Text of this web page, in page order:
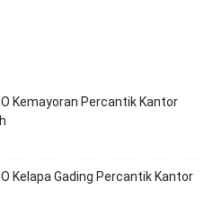
Kemayoran Percantik Kantor
Kelapa Gading Percantik Kantor